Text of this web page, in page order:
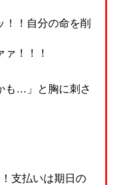
！！自分の命を削
！！！
も…」と胸に刺さ
支払いは期日の